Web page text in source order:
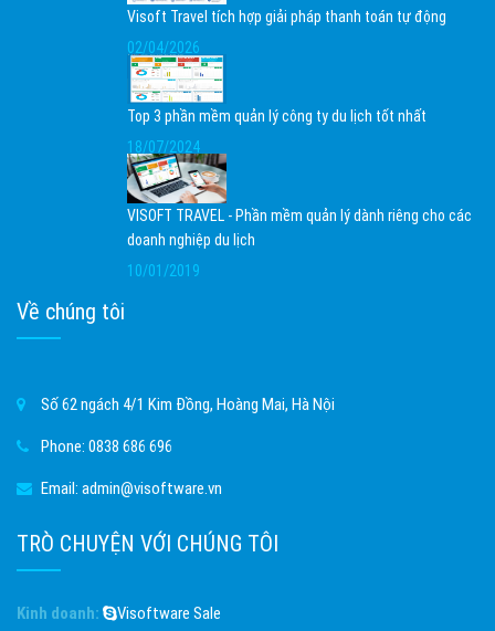
Visoft Travel tích hợp giải pháp thanh toán tự động
02/04/2026
Top 3 phần mềm quản lý công ty du lịch tốt nhất
18/07/2024
VISOFT TRAVEL - Phần mềm quản lý dành riêng cho các
doanh nghiệp du lịch
10/01/2019
Về chúng tôi
Số 62 ngách 4/1 Kim Đồng, Hoàng Mai, Hà Nội
Phone: 0838 686 696
Email: admin@visoftware.vn
TRÒ CHUYỆN VỚI CHÚNG TÔI
Kinh doanh: Visoftware Sale